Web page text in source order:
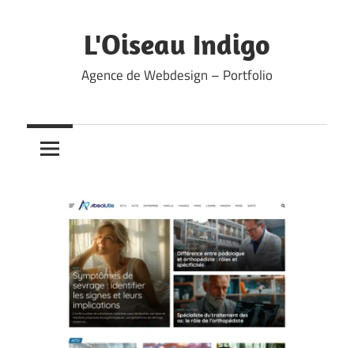
L'Oiseau Indigo
Agence de Webdesign – Portfolio